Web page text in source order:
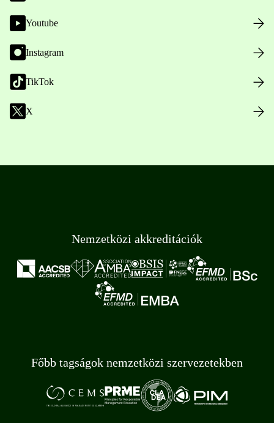
Youtube
Instagram
TikTok
X
Nemzetközi akkreditációk
Főbb tagságok nemzetközi szervezetekben